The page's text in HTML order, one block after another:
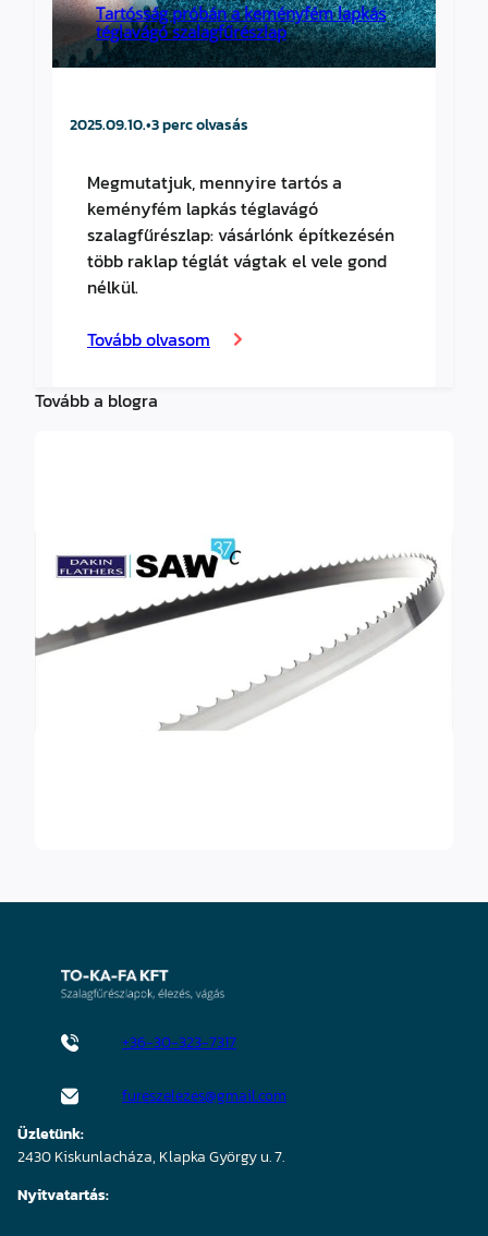
Tartósság próbán a keményfém lapkás
téglavágó szalagfűrészlap
2025.09.10.•3 perc olvasás
Megmutatjuk, mennyire tartós a
keményfém lapkás téglavágó
szalagfűrészlap: vásárlónk építkezésén
több raklap téglát vágtak el vele gond
nélkül.
Tovább olvasom
Tovább a blogra
+36-30-323-7317
fureszelezes@gmail.com
Üzletünk:
2430 Kiskunlacháza, Klapka György u. 7.
Nyitvatartás: